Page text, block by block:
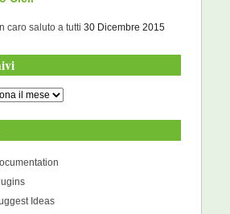
caro saluto a tutti 30 Dicembre 2015
Ideas